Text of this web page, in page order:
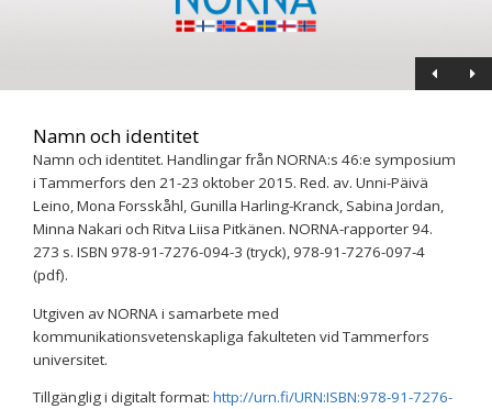
Namn och identitet
Namn och identitet. Handlingar från NORNA:s 46:e symposium
i Tammerfors den 21-23 oktober 2015. Red. av. Unni-Päivä
Leino, Mona Forsskåhl, Gunilla Harling-Kranck, Sabina Jordan,
Minna Nakari och Ritva Liisa Pitkänen. NORNA-rapporter 94.
273 s. ISBN 978-91-7276-094-3 (tryck), 978-91-7276-097-4
(pdf).
Utgiven av NORNA i samarbete med
kommunikationsvetenskapliga fakulteten vid Tammerfors
universitet.
Tillgänglig i digitalt format: http://urn.fi/URN:ISBN:978-91-7276-